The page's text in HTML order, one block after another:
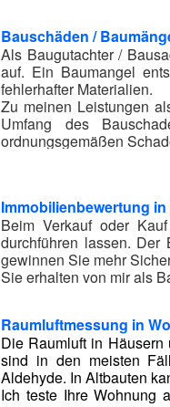
Bauschäden /
Als Baugutachter /
auf. Ein Baumangel
fehlerhafter Materialien.
Zu meinen Leistungen
Umfang des
ordnungsgemäßen
Immobilienbewertung in
Beim Verkauf oder
durchführen lassen. Der
gewinnen Sie mehr
Sie erhalten von mir als
Raumluftmessung in
Die Raumluft in
sind in den meisten
Aldehyde. In Altbauten
Ich teste Ihre Wohnung